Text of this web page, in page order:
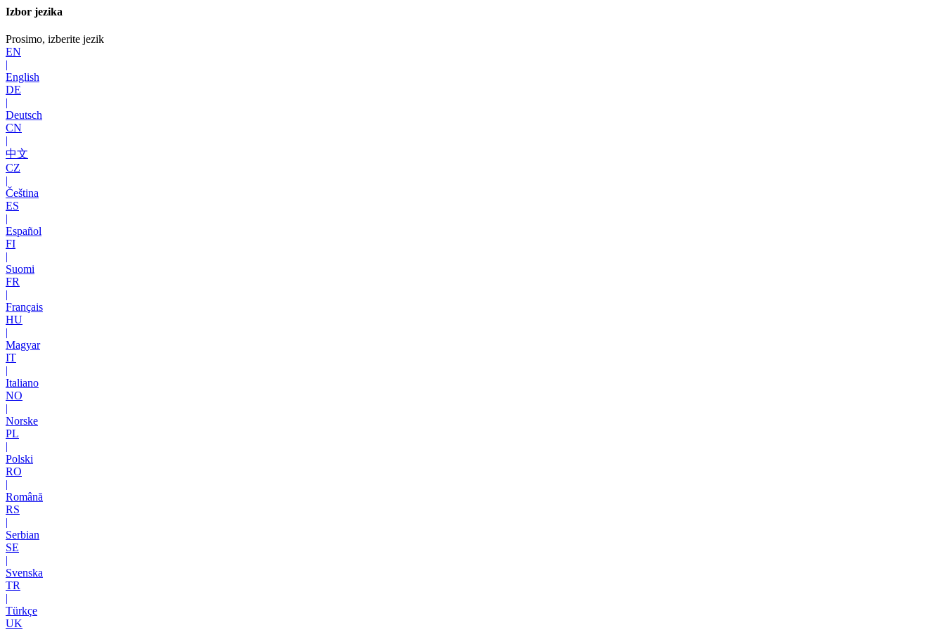
Izbor jezika
Prosimo, izberite jezik
EN
|
English
DE
|
Deutsch
CN
|
中文
CZ
|
Čeština
ES
|
Español
FI
|
Suomi
FR
|
Français
HU
|
Magyar
IT
|
Italiano
NO
|
Norske
PL
|
Polski
RO
|
Română
RS
|
Serbian
SE
|
Svenska
TR
|
Türkçe
UK